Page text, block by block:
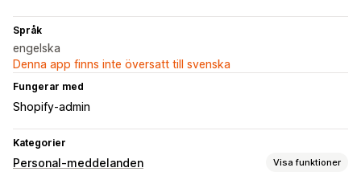
Språk
engelska
Denna app finns inte översatt till svenska
Fungerar med
Shopify-admin
Kategorier
Personal-meddelanden Visa funktioner